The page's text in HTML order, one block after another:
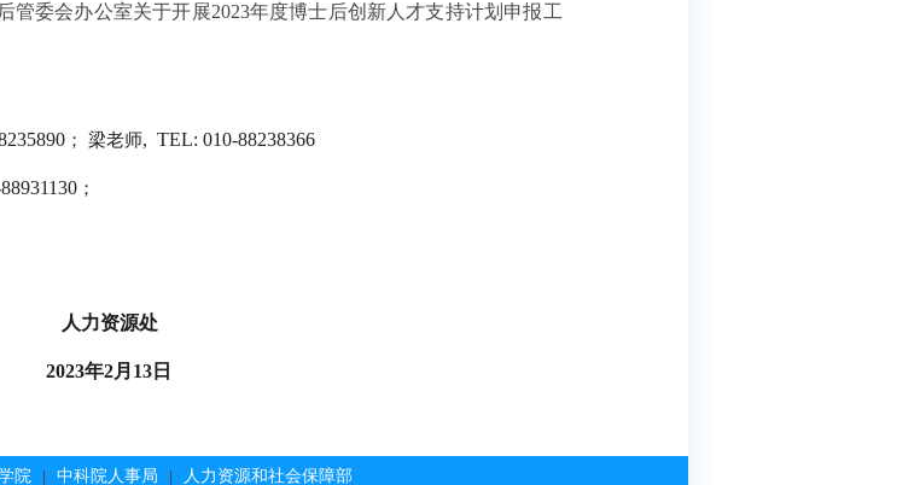
管委会办公室关于开展2023年度博士后创新人才支持计划申报工
； 梁老师, TEL: 010-88238366
；
人力资源处
2023年2月 13日
院 中科院人事局 人力资源和社会保障部